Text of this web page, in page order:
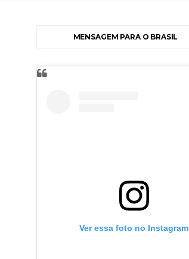
MENSAGEM PARA O BRASIL
Ver essa foto no Instagram